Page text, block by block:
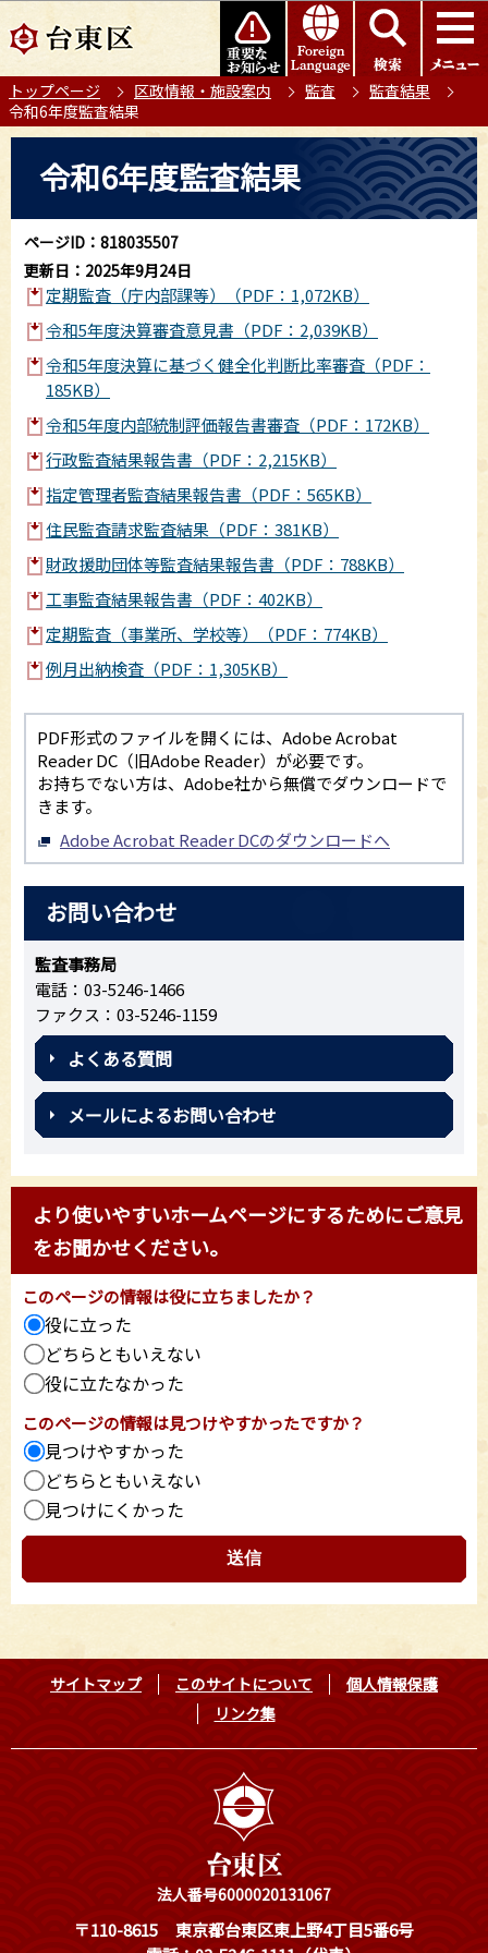
の
ー
ジ
このページの本文へ移動
トップページ 区政情報・施設案内 監査
監査結果
令和6年度監査結果
か
令和6年度監査結果
ページID：818035507
更新日：2025年9月24日
定期監査（庁内部課等）（PDF：1,072KB）
令和5年度決算審査意見書（PDF：2,039KB）
令和5年度決算に基づく健全化判断比率審査（PDF：
185KB）
令和5年度内部統制評価報告書審査（PDF：172KB）
行政監査結果報告書（PDF：2,215KB）
指定管理者監査結果報告書（PDF：565KB）
住民監査請求監査結果（PDF：381KB）
財政援助団体等監査結果報告書（PDF：788KB）
工事監査結果報告書（PDF：402KB）
定期監査（事業所、学校等）（PDF：774KB）
例月出納検査（PDF：1,305KB）
PDF形式のファイルを開くには、Adobe Acrobat
Reader DC（旧Adobe Reader）が必要です。
お持ちでない方は、Adobe社から無償でダウンロードで
きます。
Adobe Acrobat Reader DCのダウンロードへ
お問い合わせ
監査事務局
電話：03-5246-1466
ファクス：03-5246-1159
よくある質問
メールによるお問い合わせ
より使いやすいホームページにするためにご意見
をお聞かせください。
このページの情報は役に立ちましたか？
役に立った
どちらともいえない
役に立たなかった
このページの情報は見つけやすかったですか？
見つけやすかった
どちらともいえない
見つけにくかった
サイトマップ このサイトについて
個人情報保護
リンク集
法人番号6000020131067
〒110-8615
東京都台東区東上野4丁目5番6号